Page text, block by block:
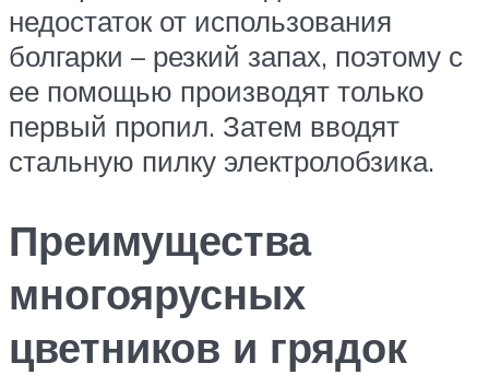
недостаток от использования
болгарки – резкий запах, поэтому с
ее помощью производят только
первый пропил. Затем вводят
стальную пилку электролобзика.
Преимущества
многоярусных
цветников и грядок